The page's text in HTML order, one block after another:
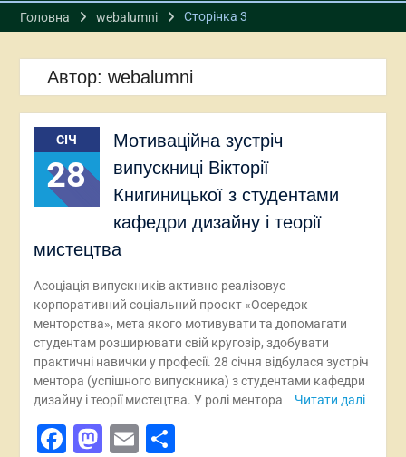
Головна webalumni Сторінка 3
Автор: webalumni
СІЧ
28
Мотиваційна зустріч
випускниці Вікторії
Книгиницької з студентами
кафедри дизайну і теорії
мистецтва
Асоціація випускників активно реалізовує
корпоративний соціальний проєкт «Осередок
менторства», мета якого мотивувати та допомагати
студентам розширювати свій кругозір, здобувати
практичні навички у професії. 28 січня відбулася зустріч
ментора (успішного випускника) з студентами кафедри
дизайну і теорії мистецтва. У ролі ментора
Читати далі
Facebook
Mastodon
EmailПоділитися